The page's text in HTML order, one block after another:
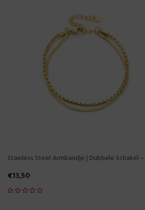
Stainless Steel Armbandje | Dubbele Schakel –
€13,50